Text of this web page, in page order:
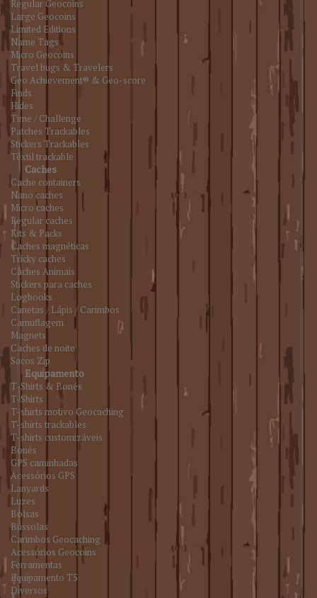
Regular Geocoins
Large Geocoins
Limited Editions
Name Tags
Micro Geocoins
Travel bugs & Travelers
Geo Achievement® & Geo-score
Finds
Hides
Time / Challenge
Patches Trackables
Stickers Trackables
Têxtil trackable
Caches
Cache containers
Nano caches
Micro caches
Regular caches
Kits & Packs
Caches magnéticas
Tricky caches
Caches Animais
Stickers para caches
Logbooks
Canetas / Lápis / Carimbos
Camuflagem
Magnets
Caches de noite
Sacos Zip
Equipamento
T-Shirts & Bonés
T-Shirts
T-shirts motivo Geocaching
T-shirts trackables
T-shirts customizáveis
Bonés
GPS caminhadas
Acessórios GPS
Lanyards
Luzes
Bolsas
Bússolas
Carimbos Geocaching
Acessórios Geocoins
Ferramentas
Equipamento T5
Diversos